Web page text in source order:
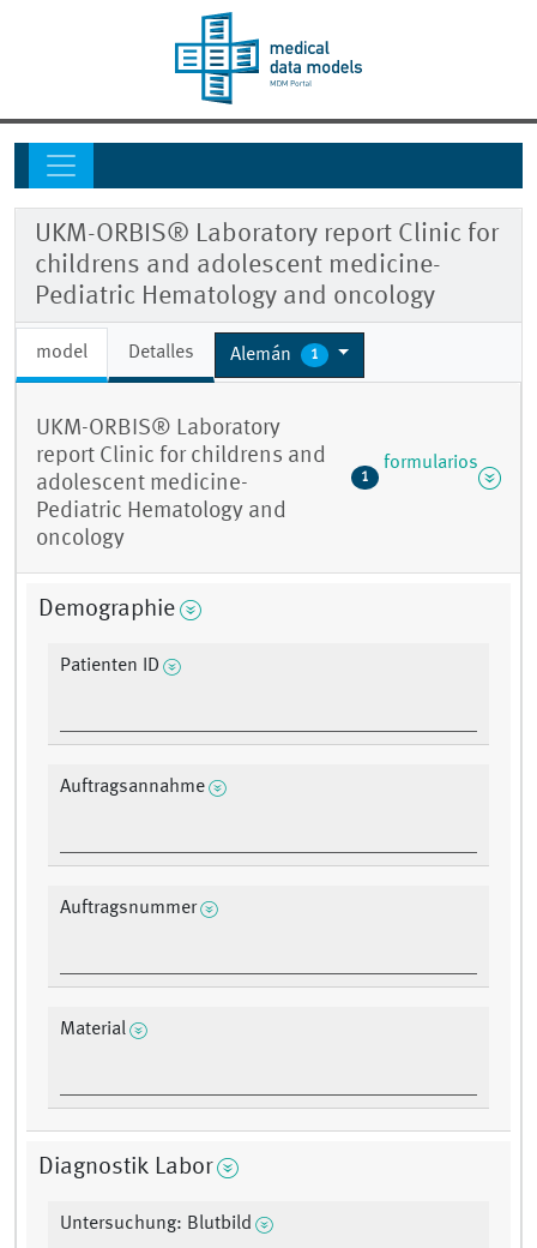
UKM-ORBIS® Laboratory report Clinic for
childrens and adolescent medicine-
Pediatric Hematology and oncology
model Detalles Alemán 1
UKM-ORBIS® Laboratory
report Clinic for childrens and
adolescent medicine-
Pediatric Hematology and
oncology
1
formularios
Demographie
Patienten ID
Auftragsannahme
Auftragsnummer
Material
Diagnostik Labor
Untersuchung: Blutbild